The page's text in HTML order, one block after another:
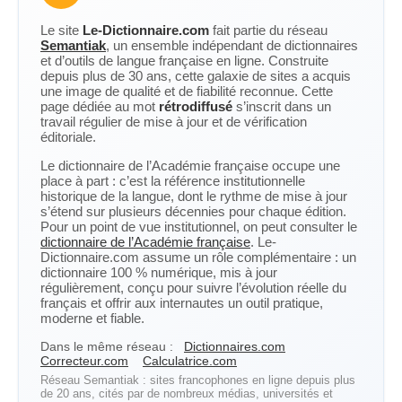
Le site Le-Dictionnaire.com fait partie du réseau
Semantiak, un ensemble indépendant de dictionnaires
et d’outils de langue française en ligne. Construite
depuis plus de 30 ans, cette galaxie de sites a acquis
une image de qualité et de fiabilité reconnue. Cette
page dédiée au mot rétrodiffusé s’inscrit dans un
travail régulier de mise à jour et de vérification
éditoriale.
Le dictionnaire de l’Académie française occupe une
place à part : c’est la référence institutionnelle
historique de la langue, dont le rythme de mise à jour
s’étend sur plusieurs décennies pour chaque édition.
Pour un point de vue institutionnel, on peut consulter le
dictionnaire de l’Académie française. Le-
Dictionnaire.com assume un rôle complémentaire : un
dictionnaire 100 % numérique, mis à jour
régulièrement, conçu pour suivre l’évolution réelle du
français et offrir aux internautes un outil pratique,
moderne et fiable.
Dans le même réseau :
Dictionnaires.com
Correcteur.com
Calculatrice.com
Réseau Semantiak : sites francophones en ligne depuis plus
de 20 ans, cités par de nombreux médias, universités et